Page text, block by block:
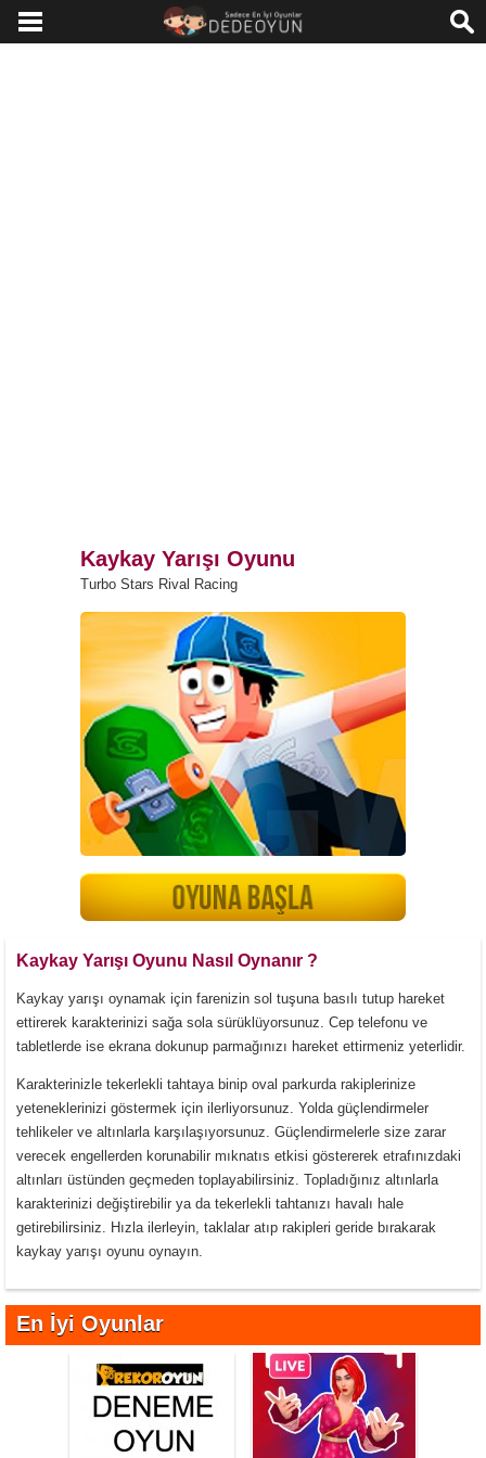
Kaykay Yarışı Oyunu
Turbo Stars Rival Racing
Kaykay Yarışı Oyunu Nasıl Oynanır ?
Kaykay yarışı oynamak için farenizin sol tuşuna basılı tutup hareket
ettirerek karakterinizi sağa sola sürüklüyorsunuz. Cep telefonu ve
tabletlerde ise ekrana dokunup parmağınızı hareket ettirmeniz yeterlidir.
Karakterinizle tekerlekli tahtaya binip oval parkurda rakiplerinize
yeteneklerinizi göstermek için ilerliyorsunuz. Yolda güçlendirmeler
tehlikeler ve altınlarla karşılaşıyorsunuz. Güçlendirmelerle size zarar
verecek engellerden korunabilir mıknatıs etkisi göstererek etrafınızdaki
altınları üstünden geçmeden toplayabilirsiniz. Topladığınız altınlarla
karakterinizi değiştirebilir ya da tekerlekli tahtanızı havalı hale
getirebilirsiniz. Hızla ilerleyin, taklalar atıp rakipleri geride bırakarak
kaykay yarışı oyunu oynayın.
En İyi Oyunlar